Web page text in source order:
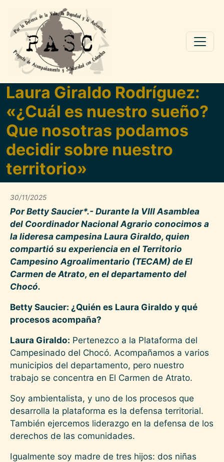
Pasar al contenido principal
Laura Giraldo Rodríguez:
«¿Cuál es nuestro sueño?
Que nosotras podamos
decidir sobre nuestro
territorio»
30/11/2025
Por Betty Saucier*.- Durante la VIII Asamblea
del Coordinador Nacional Agrario conocimos a
la lideresa campesina Laura Giraldo, quien
compartió su experiencia en el Territorio
Campesino Agroalimentario (TECAM) de El
Carmen de Atrato, en el departamento del
Chocó.
Betty Saucier: ¿Quién es Laura Giraldo y qué
procesos acompaña?
Laura Giraldo: Pertenezco a la Plataforma del
Campesinado del Chocó. Acompañamos a varios
municipios del departamento, pero nuestro
trabajo se concentra en El Carmen de Atrato.
Soy ambientalista, y uno de los procesos que
desarrolla la plataforma es la defensa territorial.
También ejercemos liderazgo en la defensa de los
derechos de las comunidades.
Igualmente soy madre de tres hijos: dos niñas